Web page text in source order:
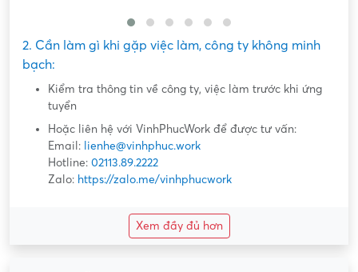
2. Cần làm gì khi gặp việc làm, công ty không minh
bạch:
Kiểm tra thông tin về công ty, việc làm trước khi ứng
tuyển
Hoặc liên hệ với VinhPhucWork để được tư vấn:
Email: lienhe@vinhphuc.work
Hotline: 02113.89.2222
Zalo: https://zalo.me/vinhphucwork
Xem đầy đủ hơn